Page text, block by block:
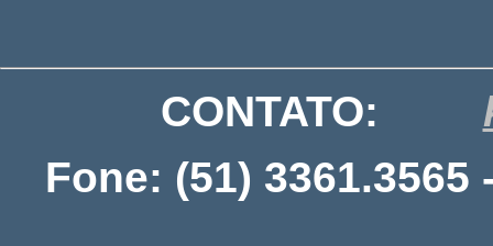
CONTATO:
Fone: (51) 3361.3565